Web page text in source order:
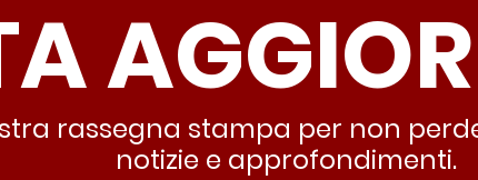
deve garantire servizi e
dignità”
rassegna stampa per non
notizie e approfondimenti.